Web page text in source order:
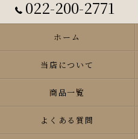
022-200-2771
ホーム
当店について
商品一覧
よくある質問